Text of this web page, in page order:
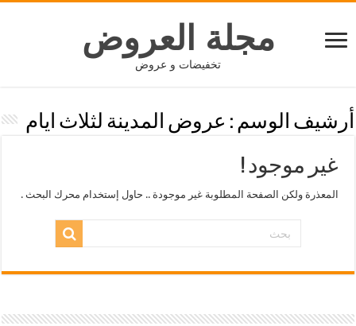
مجلة العروض
تخفيضات و عروض
أرشيف الوسم : عروض المدينة لثلاث ايام
غير موجود !
المعذرة ولكن الصفحة المطلوبة غير موجودة .. حاول إستخدام محرك البحث .